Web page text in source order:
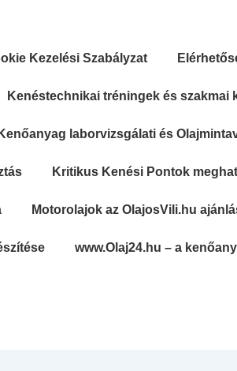
Kezelési Szabályzat
Kenéstechnikai tréningek és szakmai
Kenőanyag laborvizsgálati és
Kritikus Kenési Pontok
Motorolajok az OlajosVili.hu
www.Olaj24.hu – a